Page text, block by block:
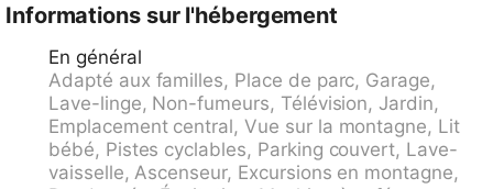
Park", 1'560 m au dessus du niveau de la mer. Au
centre, à 700 m du centre de Davos Platz, situation
centrale, tranquille. En commun: parc. Infrastructures
de la Maison: réception, restaurant, bar, Connexion
WIFI, ascenseur, local pour les skis, chauffage central,
lave-linge (en sus), sèche-linge (en commun, en sus),
étendoir à linge, appareil de séchage de chaussures à
ski. Change de linge (suppl. en sus). Changementde
Informations sur l'hébergement
En général
Adapté aux familles, Place de parc, Garage,
Lave-linge, Non-fumeurs, Télévision, Jardin,
Emplacement central, Vue sur la montagne, Lit
bébé, Pistes cyclables, Parking couvert, Lave-
vaisselle, Ascenseur, Excursions en montagne,